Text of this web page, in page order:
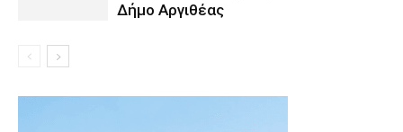
Δήμο Αργιθέας